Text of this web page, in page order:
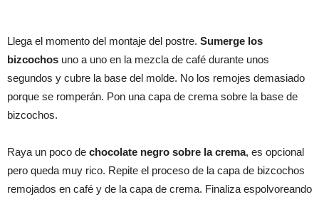
Llega el momento del montaje del postre. Sumerge los
bizcochos uno a uno en la mezcla de café durante unos
segundos y cubre la base del molde. No los remojes demasiado
porque se romperán. Pon una capa de crema sobre la base de
bizcochos.
Raya un poco de chocolate negro sobre la crema, es opcional
pero queda muy rico. Repite el proceso de la capa de bizcochos
remojados en café y de la capa de crema. Finaliza espolvoreando